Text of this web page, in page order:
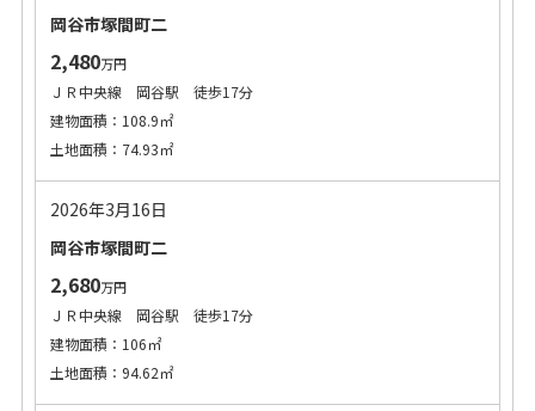
岡谷市塚間町二
2,480万円
ＪＲ中央線 岡谷駅 徒歩17分
建物面積：108.9㎡
土地面積：74.93㎡
2026年3月16日
岡谷市塚間町二
2,680万円
ＪＲ中央線 岡谷駅 徒歩17分
建物面積：106㎡
土地面積：94.62㎡